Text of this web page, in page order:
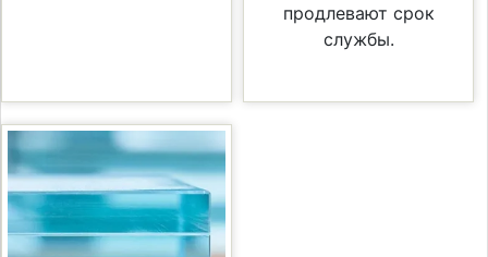
продлевают срок
службы.